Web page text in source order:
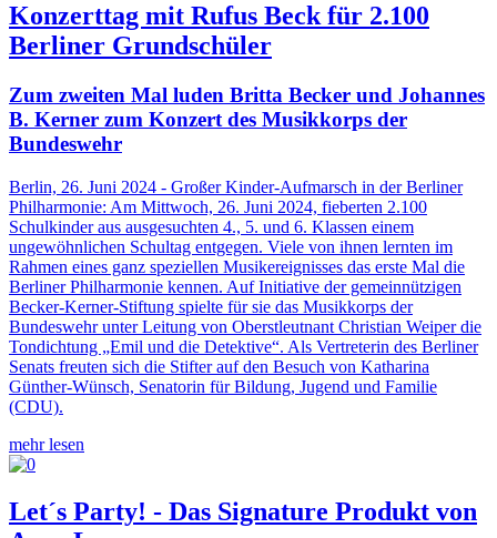
Konzerttag mit Rufus Beck für 2.100
Berliner Grundschüler
Zum zweiten Mal luden Britta Becker und Johannes
B. Kerner zum Konzert des Musikkorps der
Bundeswehr
Berlin, 26. Juni 2024 - Großer Kinder-Aufmarsch in der Berliner
Philharmonie: Am Mittwoch, 26. Juni 2024, fieberten 2.100
Schulkinder aus ausgesuchten 4., 5. und 6. Klassen einem
ungewöhnlichen Schultag entgegen. Viele von ihnen lernten im
Rahmen eines ganz speziellen Musikereignisses das erste Mal die
Berliner Philharmonie kennen. Auf Initiative der gemeinnützigen
Becker-Kerner-Stiftung spielte für sie das Musikkorps der
Bundeswehr unter Leitung von Oberstleutnant Christian Weiper die
Tondichtung „Emil und die Detektive“. Als Vertreterin des Berliner
Senats freuten sich die Stifter auf den Besuch von Katharina
Günther-Wünsch, Senatorin für Bildung, Jugend und Familie
(CDU).
mehr lesen
Let´s Party! - Das Signature Produkt von